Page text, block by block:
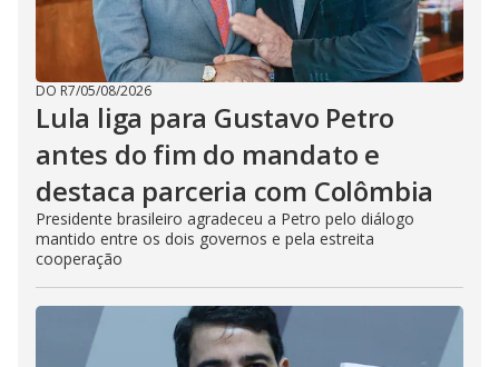
DO R7/05/08/2026
Lula liga para Gustavo Petro
antes do fim do mandato e
destaca parceria com Colômbia
Presidente brasileiro agradeceu a Petro pelo diálogo
mantido entre os dois governos e pela estreita
cooperação